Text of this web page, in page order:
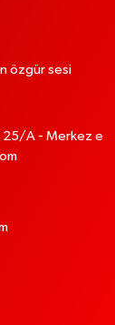
özgür sesi
25/A - Merkez e